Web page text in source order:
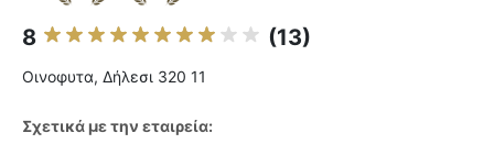
8 (13)
Οινοφυτα, Δήλεσι 320 11
Σχετικά με την εταιρεία: